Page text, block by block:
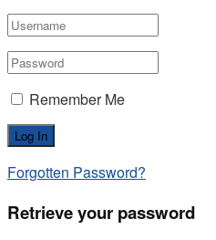
Remember Me
Forgotten Password?
Retrieve your password